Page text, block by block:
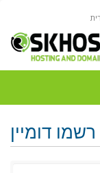
רשמו דומיין